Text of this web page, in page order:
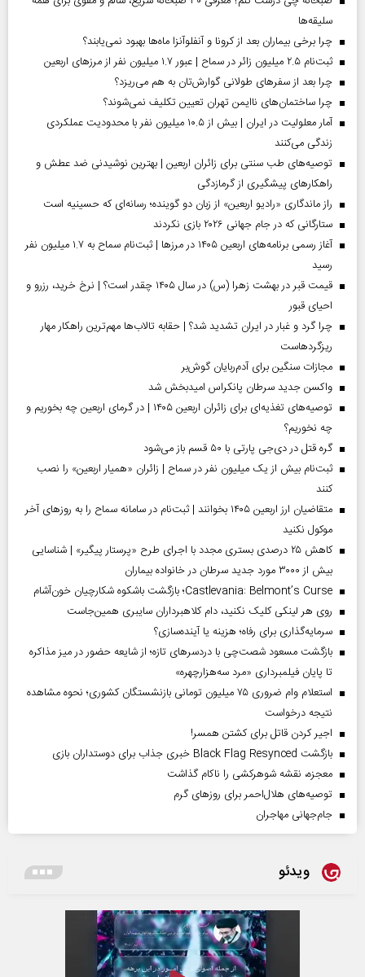
سلیقه‌ها
چرا برخی بیماران بعد از کرونا و آنفلوآنزا ماه‌ها بهبود نمی‌یابند؟
ثبت‌نام ۲.۵ میلیون زائر در سماح | عبور ۱.۷ میلیون نفر از مرز‌های اربعین
چرا بعد از سفرهای طولانی گوارش‌تان به هم می‌ریزد؟
چرا ساختمان‌های ناایمن تهران تعیین تکلیف نمی‌شوند؟
آمار معلولیت در ایران | بیش از ۱۰.۵ میلیون نفر با محدودیت عملکردی
زندگی می‌کنند
توصیه‌های طب سنتی برای زائران اربعین | بهترین نوشیدنی ضد عطش و
راهکارهای پیشگیری از گرمازدگی
راز ماندگاری «رادیو اربعین» از زبان دو گوینده؛ رسانه‌ای که حسینیه است
ستارگانی که در جام جهانی ۲۰۲۶ بازی نکردند
آغاز رسمی برنامه‌های اربعین ۱۴۰۵ در مرز‌ها | ثبت‌نام سماح به ۱.۷ میلیون نفر
رسید
قیمت قبر در بهشت زهرا (س) در سال ۱۴۰۵ چقدر است؟ | نرخ خرید، رزرو و
احیای قبور
چرا گرد و غبار در ایران تشدید شد؟ | حقابه تالاب‌ها مهم‌ترین راهکار مهار
ریزگردهاست
مجازات سنگین برای آدم‌ربایان گوش‌بر
واکسن جدید سرطان پانکراس امیدبخش شد
توصیه‌های تغذیه‌ای برای زائران اربعین ۱۴۰۵ | در گرمای اربعین چه بخوریم و
چه نخوریم؟
گره قتل در دی‌جی پارتی با ۵۰ قسم باز می‌شود
ثبت‌نام بیش از یک میلیون نفر در سماح | زائران «همیار اربعین» را نصب
کنند
متقاضیان ارز اربعین ۱۴۰۵ بخوانند | ثبت‌نام در سامانه سماح را به روز‌های آخر
موکول نکنید
کاهش ۲۵ درصدی بستری مجدد با اجرای طرح «پرستار پیگیر» | شناسایی
بیش از ۳۰۰۰ مورد جدید سرطان در خانواده بیماران
Castlevania: Belmont’s Curse؛ بازگشت باشکوه شکارچیان خون‌آشام
روی هر لینکی کلیک نکنید، دام کلاهبرداران سایبری همین‌جاست
سرمایه‌گذاری برای رفاه؛ هزینه یا آینده‌سازی؟
بازگشت مسعود شصت‌چی با دردسر‌های تازه؛ از شایعه حضور در میز مذاکره
تا پایان فیلمبرداری «مرد سه‌هزارچهره»
استعلام وام ضروری ۷۵ میلیون تومانی بازنشستگان کشوری؛ نحوه مشاهده
نتیجه درخواست
اجیر کردن قاتل برای کشتن همسر!
بازگشت Black Flag Resynced خبری جذاب برای دوستداران بازی
معجزه، نقشه شوهرکشی را ناکام گذاشت
توصیه‌های هلال‌احمر برای روز‌های گرم
جام‌جهانی مهاجران
ویدئو